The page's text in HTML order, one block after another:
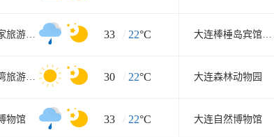
金石滩国家旅游度假区 33 / 22°C 大连棒棰岛宾馆景区
大连仙浴湾旅游渡假区 30 / 22°C 大连森林动物园
物馆 33 / 22°C 大连自然博物馆